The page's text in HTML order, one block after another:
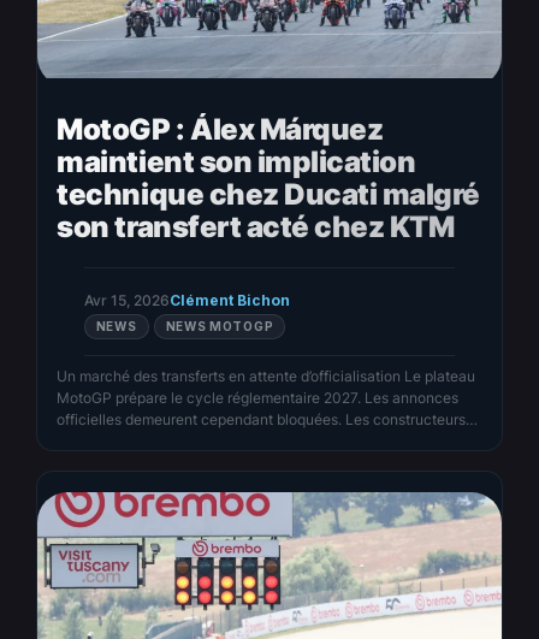
MotoGP : Álex Márquez
maintient son implication
technique chez Ducati malgré
son transfert acté chez KTM
Avr 15, 2026Clément Bichon
NEWS NEWS MOTOGP
Un marché des transferts en attente d’officialisation Le plateau
MotoGP prépare le cycle réglementaire 2027. Les annonces
officielles demeurent cependant bloquées. Les constructeurs
trajectoire d’Álex Márquez s’inscrit dans cette refonte globale.
Álex Márquez…